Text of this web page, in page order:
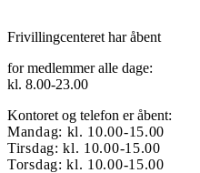
Frivillingcenteret har åbent
for medlemmer alle dage:
kl. 8.00-23.00
Kontoret og telefon er åbent:
Mandag: kl. 10.00-15.00
Tirsdag: kl. 10.00-15.00
Torsdag: kl. 10.00-15.00